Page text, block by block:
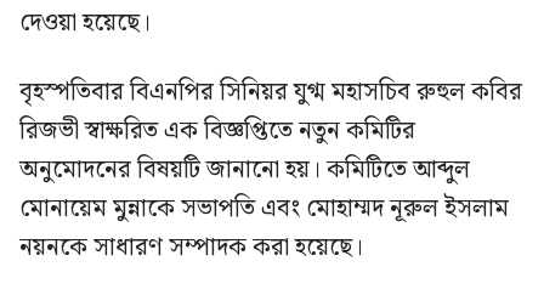
দেওয়া হয়েছে।
বৃহস্পতিবার বিএনপির সিনিয়র যুগ্ম মহাসচিব রুহুল কবির
রিজভী স্বাক্ষরিত এক বিজ্ঞপ্তিতে নতুন কমিটির
অনুমোদনের বিষয়টি জানানো হয়। কমিটিতে আব্দুল
মোনায়েম মুন্নাকে সভাপতি এবং মোহাম্মদ নূরুল ইসলাম
নয়নকে সাধারণ সম্পাদক করা হয়েছে।